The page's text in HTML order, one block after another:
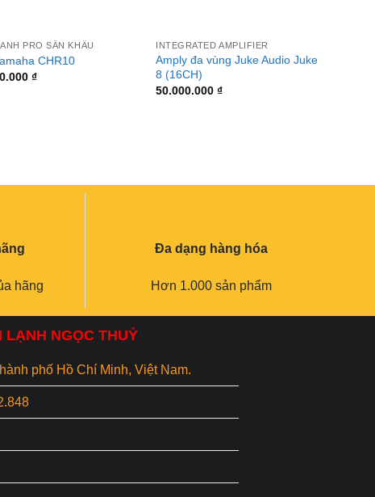
PRO SÂN KHẤU
CHR10
₫
INTEGRATED AMPLIFIER
Amply đa vùng Juke Audio Juke
8 (16CH)
50.000.000₫
hãng
Đa dạng hàng hóa
Hơn 1.000 sản phẩm
LẠNH NGỌC THUỶ
phố Hồ Chí Minh, Việt Nam.